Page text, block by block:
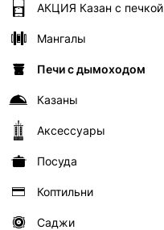
АКЦИЯ Казан с печкой
Мангалы
Печи с дымоходом
Казаны
Аксессуары
Посуда
Коптильни
Саджи